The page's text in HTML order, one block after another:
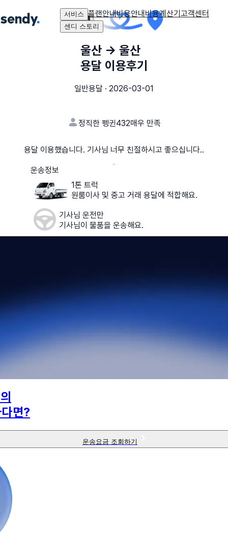
서비스 플랜안내비용안내비용계산기고객센터
센디 스토리
울산 → 울산
용달 이용후기
일반용달 · 2026-03-01
정직한 펭귄432매우 만족
용달 이용했습니다. 기사님 너무 친절하시고 좋으십니다..
운송정보
1톤 트럭
원룸이사 및 중고 거래 용달에 적합해요.
기사님 운전만
기사님이 물품을 운송해요.
면?
운송요금 조회하기